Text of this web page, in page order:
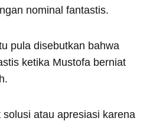
nominal fantastis.
pula disebutkan bahwa
ketika Mustofa berniat
atau apresiasi karena